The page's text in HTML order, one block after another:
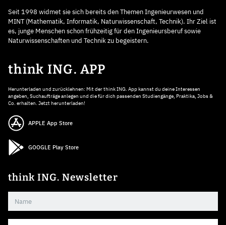
Seit 1998 widmet sie sich bereits den Themen Ingenieurwesen und
MINT (Mathematik, Informatik, Naturwissenschaft, Technik). Ihr Ziel ist
es, junge Menschen schon frühzeitig für den Ingenieursberuf sowie
Naturwissenschaften und Technik zu begeistern.
think ING. APP
Herunterladen und zurücklehnen: Mit der think ING. App kannst du deine Interessen
angeben, Suchaufträge anlegen und die für dich passenden Studiengänge, Praktika, Jobs &
Co. erhalten. Jetzt herunterladen!
APPLE App Store
GOOGLE Play Store
think ING. Newsletter